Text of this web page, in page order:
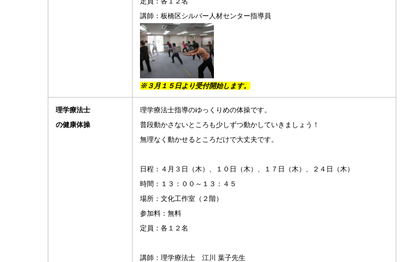
講師：板橋区シルバー人材センター指導員
※３月１５日より受付開始します。
理学療法士
の健康体操
理学療法士指導のゆっくりめの体操です。
普段動かさないところも少しずつ動かしていきましょう！
無理なく動かせるところだけで大丈夫です。
日程：４月３日（木）、１０日（木）、１７日（木）、２４日（木）
時間：１３：００～１３：４５
場所：文化工作室（２階）
参加料：無料
定員：各１２名
講師：理学療法士 江川 葉子先生